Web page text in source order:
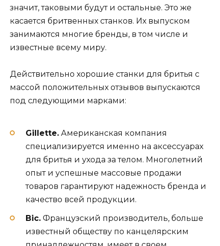
значит, таковыми будут и остальные. Это же
касается бритвенных станков. Их выпуском
занимаются многие бренды, в том числе и
известные всему миру.
Действительно хорошие станки для бритья с
массой положительных отзывов выпускаются
под следующими марками:
Gillette. Американская компания
специализируется именно на аксессуарах
для бритья и ухода за телом. Многолетний
опыт и успешные массовые продажи
товаров гарантируют надежность бренда и
качество всей продукции.
Bic. Французский производитель, больше
известный обществу по канцелярским